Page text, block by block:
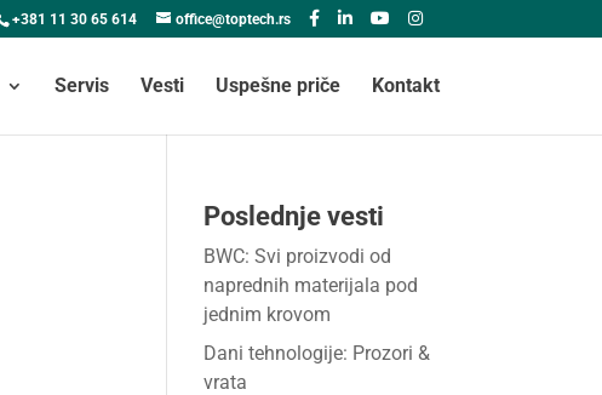
+381 11 30 65 614 office@toptech.rs
Servis Vesti Uspešne priče Kontakt
Poslednje vesti
BWC: Svi proizvodi od
naprednih materijala pod
jednim krovom
Dani tehnologije: Prozori &
vrata